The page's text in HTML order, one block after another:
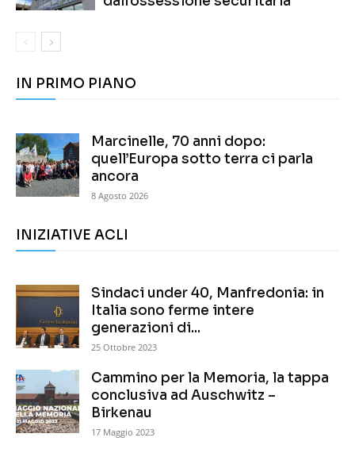
IN PRIMO PIANO
Marcinelle, 70 anni dopo:
quell’Europa sotto terra ci parla
ancora
8 Agosto 2026
INIZIATIVE ACLI
Sindaci under 40, Manfredonia: in
Italia sono ferme intere
generazioni di...
25 Ottobre 2023
Cammino per la Memoria, la tappa
conclusiva ad Auschwitz –
Birkenau
17 Maggio 2023